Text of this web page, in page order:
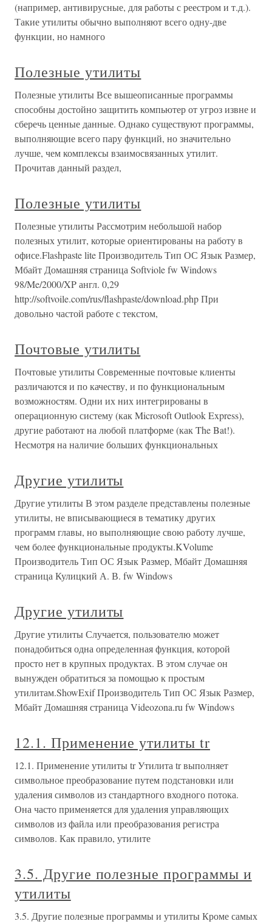
(например, антивирусные, для работы с реестром и т.д.).
Такие утилиты обычно выполняют всего одну-две
функции, но намного
Полезные утилиты
Полезные утилиты Все вышеописанные программы
способны достойно защитить компьютер от угроз извне и
сберечь ценные данные. Однако существуют программы,
выполняющие всего пару функций, но значительно
лучше, чем комплексы взаимосвязанных утилит.
Прочитав данный раздел,
Полезные утилиты
Полезные утилиты Рассмотрим небольшой набор
полезных утилит, которые ориентированы на работу в
офисе.Flashpaste lite Производитель Тип ОС Язык Размер,
Мбайт Домашняя страница Softviole fw Windows
98/Me/2000/XP англ. 0,29
http://softvoile.com/rus/flashpaste/download.php При
довольно частой работе с текстом,
Почтовые утилиты
Почтовые утилиты Современные почтовые клиенты
различаются и по качеству, и по функциональным
возможностям. Одни их них интегрированы в
операционную систему (как Microsoft Outlook Express),
другие работают на любой платформе (как The Bat!).
Несмотря на наличие больших функциональных
Другие утилиты
Другие утилиты В этом разделе представлены полезные
утилиты, не вписывающиеся в тематику других
программ главы, но выполняющие свою работу лучше,
чем более функциональные продукты.KVolume
Производитель Тип ОС Язык Размер, Мбайт Домашняя
страница Кулицкий А. В. fw Windows
Другие утилиты
Другие утилиты Случается, пользователю может
понадобиться одна определенная функция, которой
просто нет в крупных продуктах. В этом случае он
вынужден обратиться за помощью к простым
утилитам.ShowExif Производитель Тип ОС Язык Размер,
Мбайт Домашняя страница Videozona.ru fw Windows
12.1. Применение утилиты tr
12.1. Применение утилиты tr Утилита tr выполняет
символьное преобразование путем подстановки или
удаления символов из стандартного входного потока.
Она часто применяется для удаления управляющих
символов из файла или преобразования регистра
символов. Как правило, утилите
3.5. Другие полезные программы и
утилиты
3.5. Другие полезные программы и утилиты Кроме самых